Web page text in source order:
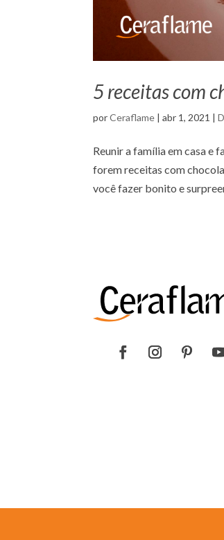
5 receitas com
porCeraflame |abr 1, 2021 |
Reunir a família em casa e
forem receitas com
você fazer bonito e